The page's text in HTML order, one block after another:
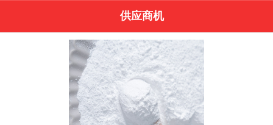
供应商机